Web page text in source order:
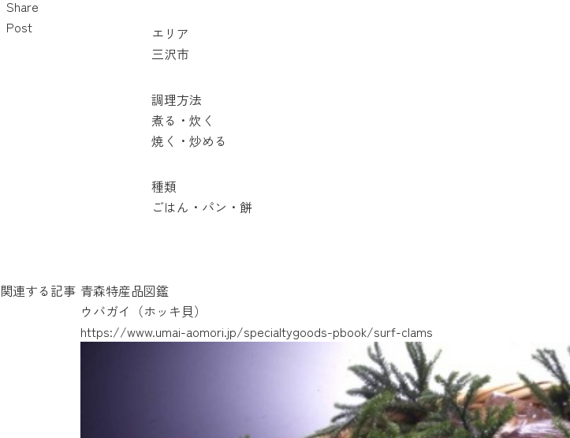
エリア
三沢市
調理方法
煮る・炊く
焼く・炒める
種類
ごはん・パン・餅
Share
Post
関連する記事 青森特産品図鑑
ウバガイ（ホッキ貝）
https://www.umai-aomori.jp/specialtygoods-pbook/surf-clams